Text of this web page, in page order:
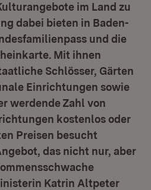
im Land zu
dabei bieten in Baden-
und die
Mit ihnen
Schlösser, Gärten
Einrichtungen sowie
werdende Zahl von
kostenlos oder
Preisen besucht
das nicht nur, aber
Katrin Altpeter